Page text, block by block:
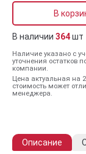
В
В наличии 364шт
Наличие указано с
уточнения остатков
компании.
Цена актуальная на
стоимость может
менеджера.
Описание